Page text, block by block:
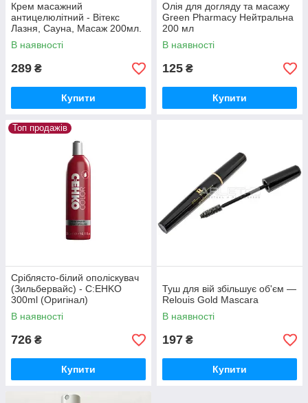
Крем масажний
антицелюлітний - Вітекс
Лазня, Сауна, Масаж 200мл.
В наявності
289 ₴
Купити
Олія для догляду та масажу
Green Pharmacy Нейтральна
200 мл
В наявності
125 ₴
Купити
Топ продажів
Сріблясто-білий ополіскувач
(Зильбервайс) - C:EHKO
300ml (Оригінал)
В наявності
726 ₴
Купити
Туш для вій збільшує об'єм —
Relouis Gold Mascara
В наявності
197 ₴
Купити